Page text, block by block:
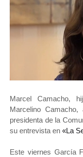
Marcel Camacho,
Marcelino
presidenta de la
su entrevista en «La
Este viernes García